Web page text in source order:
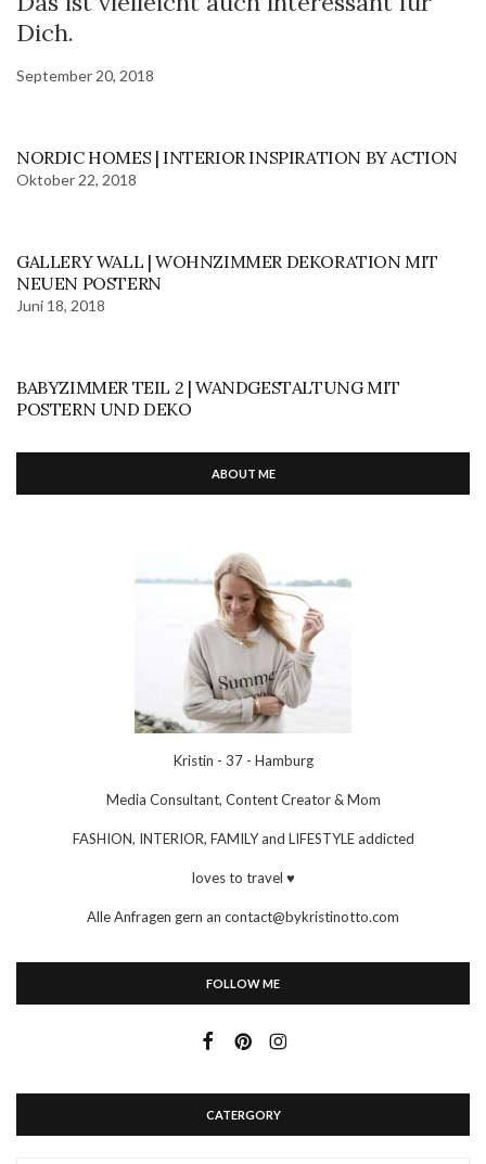
Dich.
September 20, 2018
NORDIC HOMES | INTERIOR INSPIRATION BY ACTION
Oktober 22, 2018
GALLERY WALL | WOHNZIMMER DEKORATION MIT
NEUEN POSTERN
Juni 18, 2018
BABYZIMMER TEIL 2 | WANDGESTALTUNG MIT
POSTERN UND DEKO
ABOUT ME
Kristin - 37 - Hamburg
Media Consultant, Content Creator & Mom
FASHION, INTERIOR, FAMILY and LIFESTYLE addicted
loves to travel ♥
Alle Anfragen gern an contact@bykristinotto.com
FOLLOW ME
CATERGORY